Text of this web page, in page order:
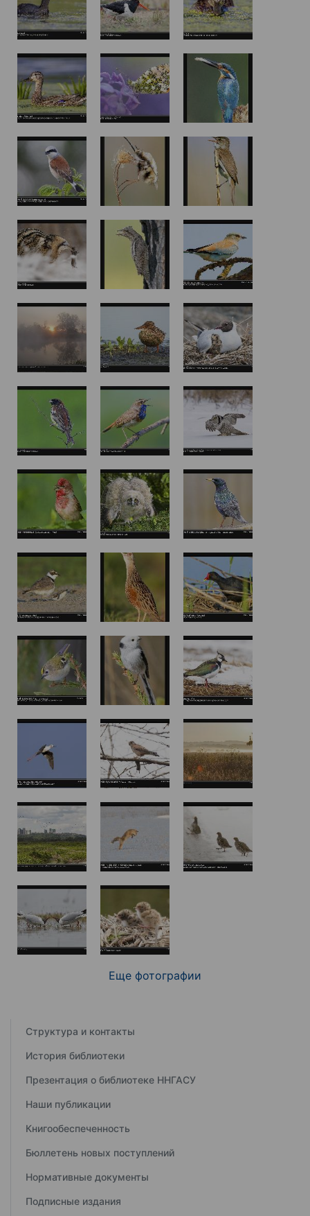
Еще фотографии
Структура и контакты
История библиотеки
Презентация о библиотеке ННГАСУ
Наши публикации
Книгообеспеченность
Бюллетень новых поступлений
Нормативные документы
Подписные издания